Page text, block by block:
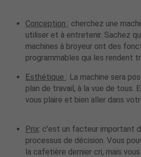
Conception : cherchez une
utiliser et à entretenir. Sachez
machines à broyeur ont des
programmables qui les rendent
Esthétique : La machine sera
plan de travail, à la vue de tous.
vous plaire et bien aller dans
Prix: c'est un facteur important
processus de décision. Vous
la cafetière dernier cri, mais